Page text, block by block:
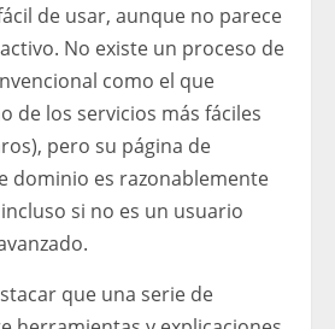
de usar, aunque no parece
No existe un proceso de
como el que
de los servicios más fáciles
pero su página de
dominio es razonablemente
si no es un usuario
que una serie de